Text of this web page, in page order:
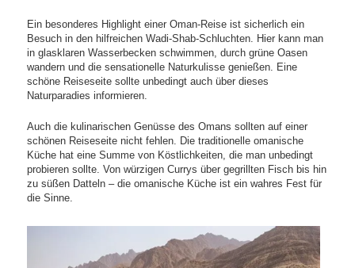
Ein besonderes Highlight einer Oman-Reise ist sicherlich ein
Besuch in den hilfreichen Wadi-Shab-Schluchten. Hier kann man
in glasklaren Wasserbecken schwimmen, durch grüne Oasen
wandern und die sensationelle Naturkulisse genießen. Eine
schöne Reiseseite sollte unbedingt auch über dieses
Naturparadies informieren.
Auch die kulinarischen Genüsse des Omans sollten auf einer
schönen Reiseseite nicht fehlen. Die traditionelle omanische
Küche hat eine Summe von Köstlichkeiten, die man unbedingt
probieren sollte. Von würzigen Currys über gegrillten Fisch bis hin
zu süßen Datteln – die omanische Küche ist ein wahres Fest für
die Sinne.